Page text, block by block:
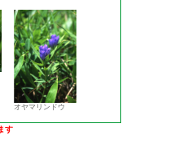
オヤマリンドウ
す